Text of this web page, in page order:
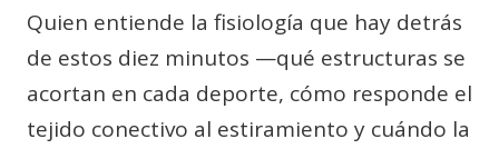
Quien entiende la fisiología que hay detrás
de estos diez minutos —qué estructuras se
acortan en cada deporte, cómo responde el
tejido conectivo al estiramiento y cuándo la